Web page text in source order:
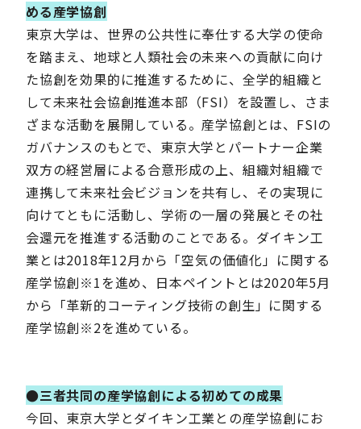
める産学協創
東京大学は、世界の公共性に奉仕する大学の使命
を踏まえ、地球と人類社会の未来への貢献に向け
た協創を効果的に推進するために、全学的組織と
して未来社会協創推進本部（FSI）を設置し、さま
ざまな活動を展開している。産学協創とは、FSIの
ガバナンスのもとで、東京大学とパートナー企業
双方の経営層による合意形成の上、組織対組織で
連携して未来社会ビジョンを共有し、その実現に
向けてともに活動し、学術の一層の発展とその社
会還元を推進する活動のことである。ダイキン工
業とは2018年12月から「空気の価値化」に関する
産学協創※1を進め、日本ペイントとは2020年5月
から「革新的コーティング技術の創生」に関する
産学協創※2を進めている。
●三者共同の産学協創による初めての成果
今回、東京大学とダイキン工業との産学協創にお